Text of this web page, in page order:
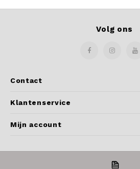
Contact
Volg ons
Klantenservice
Mijn account